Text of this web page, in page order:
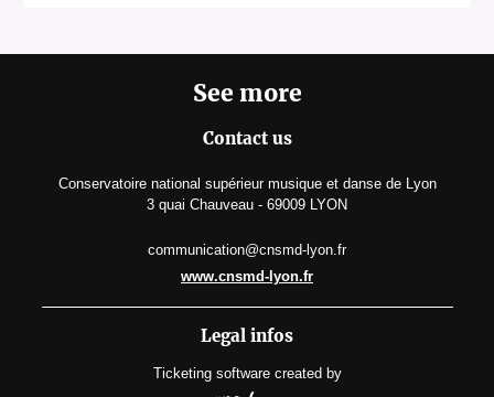
See more
Contact us
Conservatoire national supérieur musique et danse de Lyon
3 quai Chauveau - 69009 LYON
communication@cnsmd-lyon.fr
www.cnsmd-lyon.fr
Legal infos
Ticketing software created by